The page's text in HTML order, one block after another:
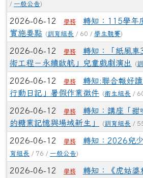
/ 一般公告)
2026-06-12 學務
轉知：115學年
實施要點
(訓育組長 / 60 / 學生競賽)
2026-06-12 學務
轉知：「紙風
術工程－永續啟航」兒童戲劇演出
(
2026-06-12 學務
轉知:聯合報好
行動日記」暑假作業徵件 (衛生組長 /
2026-06-12 學務
轉知：講座「甜
的糖業記憶與場域新生」
(訓育組長 /
2026-06-12 學務 轉知：2026兒
育組長 / 76 / 一般公告)
2026-06-12 學務
轉知：《虎姑婆